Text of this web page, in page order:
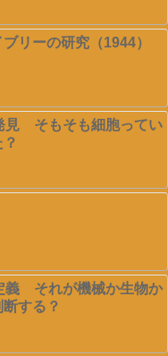
リーの研究（1944）
見 そもそも細胞ってい
義 それが機械か生物か
する？